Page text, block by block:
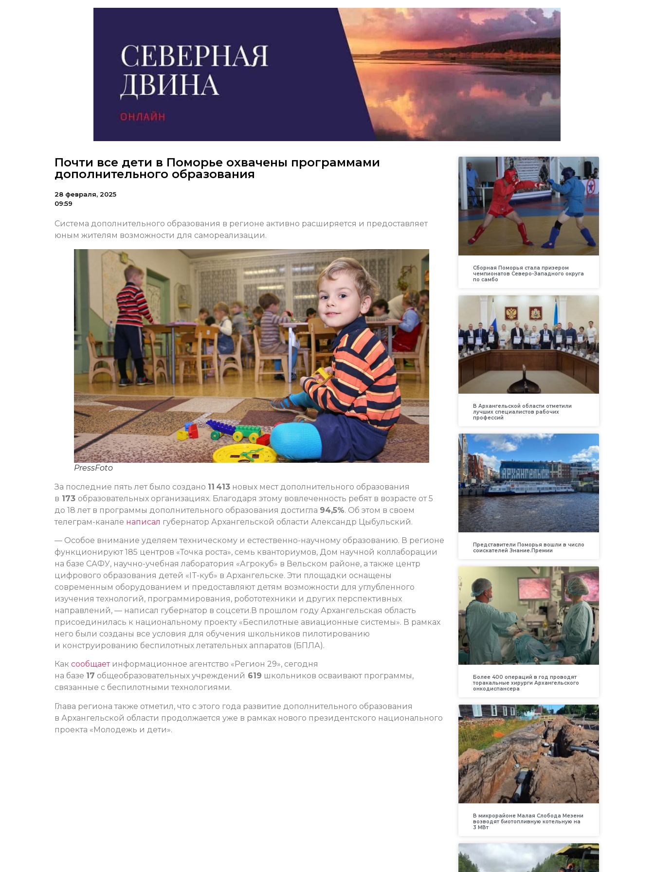
Почти все дети в Поморье охвачены программами
дополнительного образования
28 февраля, 2025
09:59
Система дополнительного образования в регионе активно расширяется и предоставляет
юным жителям возможности для самореализации.
PressFoto
За последние пять лет было создано 11 413 новых мест дополнительного образования
в 173 образовательных организациях. Благодаря этому вовлеченность ребят в возрасте от 5
до 18 лет в программы дополнительного образования достигла 94,5%. Об этом в своем
телеграм-канале написал губернатор Архангельской области Александр Цыбульский.
— Особое внимание уделяем техническому и естественно-научному образованию. В регионе
функционируют 185 центров «Точка роста», семь кванториумов, Дом научной коллаборации
на базе САФУ, научно-учебная лаборатория «Агрокуб» в Вельском районе, а также центр
цифрового образования детей «IT-куб» в Архангельске. Эти площадки оснащены
современным оборудованием и предоставляют детям возможности для углубленного
изучения технологий, программирования, робототехники и других перспективных
направлений, — написал губернатор в соцсети.В прошлом году Архангельская область
присоединилась к национальному проекту «Беспилотные авиационные системы». В рамках
него были созданы все условия для обучения школьников пилотированию
и конструированию беспилотных летательных аппаратов (БПЛА).
Как сообщаетинформационное агентство «Регион 29», сегодня
на базе 17 общеобразовательных учреждений 619 школьников осваивают программы,
связанные с беспилотными технологиями.
Глава региона также отметил, что с этого года развитие дополнительного образования
в Архангельской области продолжается уже в рамках нового президентского национального
проекта «Молодежь и дети».
Сборная Поморья стала призером
чемпионатов Северо-Западного округа
по самбо
В Архангельской области отметили
лучших специалистов рабочих
профессий
Представители Поморья вошли в число
соискателей Знание.Премии
Более 400 операций в год проводят
торакальные хирурги Архангельского
онкодиспансера
В микрорайоне Малая Слобода Мезени
возводят биотопливную котельную на
3 МВт